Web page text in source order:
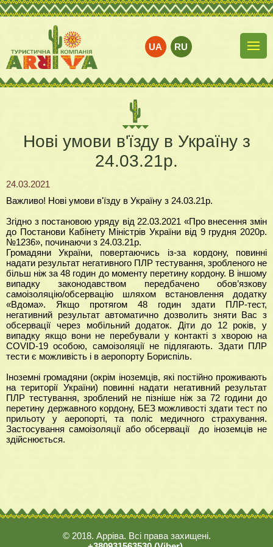
UA RU
Нові умови в'їзду в Україну з
24.03.21р.
24.03.2021
Важливо! Нові умови в'їзду в Україну з 24.03.21р.
Згідно з постановою уряду від 22.03.2021 «Про внесення змін
до Постанови Кабінету Міністрів України від 9 грудня 2020р.
№1236», починаючи з 24.03.21р.
Громадяни України, повертаючись із-за кордону, повинні
надати результат негативного ПЛР тестування, зробленого не
більш ніж за 48 годин до моменту перетину кордону. В іншому
випадку законодавством передбачено обов’язкову
самоізоляцію/обсервацію шляхом встановлення додатку
«Вдома». Якщо протягом 48 годин здати ПЛР-тест,
негативний результат автоматично дозволить зняти Вас з
обсервації через мобільний додаток. Діти до 12 років, у
випадку якщо вони не перебували у контакті з хворою на
COVID-19 особою, самоізоляції не підлягають. Здати ПЛР
тести є можливість і в аеропорту Бориспіль.
Іноземні громадяни (окрім іноземців, які постійно проживають
на території України) повинні надати негативний результат
ПЛР тестування, зроблений не пізніше ніж за 72 години до
перетину державного кордону, БЕЗ можливості здати тест по
прильоту у аеропорті, та поліс медичного страхування.
Застосування самоізоляції або обсервації до іноземців не
здійснюється.
© 2018. Арріва. Всі права захищені.